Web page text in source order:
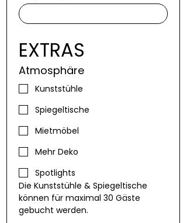
EXTRAS
Atmosphäre
Kunststühle
Spiegeltische
Mietmöbel
Mehr Deko
Spotlights
Die Kunststühle & Spiegeltische
können für maximal 30 Gäste
gebucht werden.